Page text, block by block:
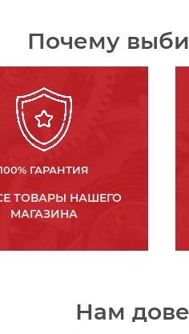
Почему
100% ГАРАНТИЯ
ТОВАРЫ НАШЕГО
МАГАЗИНА
Нам